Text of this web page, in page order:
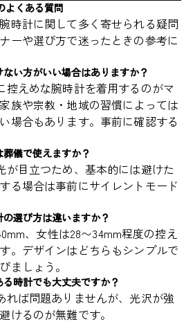
よくある質問
時計に関して多く寄せられる疑問
ーや選び方で迷ったときの参考に
い方がいい場合はありますか？
控えめな腕時計を着用するのがマ
族や宗教・地域の習慣によっては
場合もあります。事前に確認する
儀で使えますか？
が目立つため、基本的には避けた
る場合は事前にサイレントモード
選び方は違いますか？
、女性は28〜34mm程度の控え
。デザインはどちらもシンプルで
ましょう。
時計でも大丈夫ですか？
れば問題ありませんが、光沢が強
けるのが無難です。